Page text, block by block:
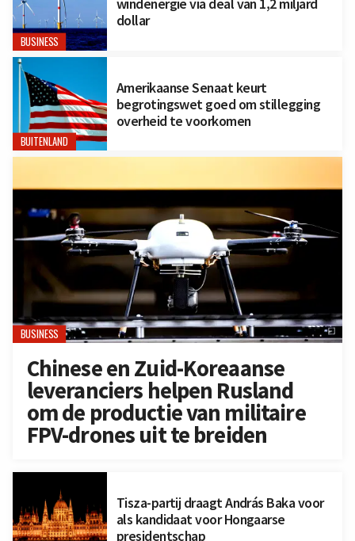
BUSINESS
dollar
BUITENLAND
Amerikaanse Senaat keurt
begrotingswet goed om stillegging
overheid te voorkomen
BUSINESS
Chinese en Zuid-Koreaanse
leveranciers helpen Rusland
om de productie van militaire
FPV-drones uit te breiden
Tisza-partij draagt András Baka voor
als kandidaat voor Hongaarse
presidentschap